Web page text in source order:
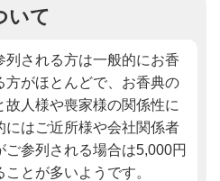
いて
される方は一般的にお香
方がほとんどで、お香典の
人様や喪家様の関係性に
にはご近所様や会社関係者
参列される場合は5,000円
とが多いようです。